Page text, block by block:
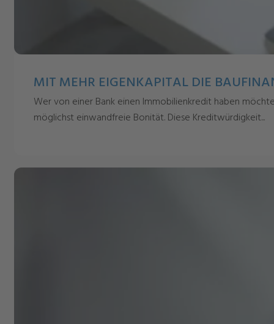
MIT MEHR EIGENKAPITAL DIE
Wer von einer Bank einen Immobilienkredit haben
möglichst einwandfreie Bonität. Diese Kreditwürdigkeit...